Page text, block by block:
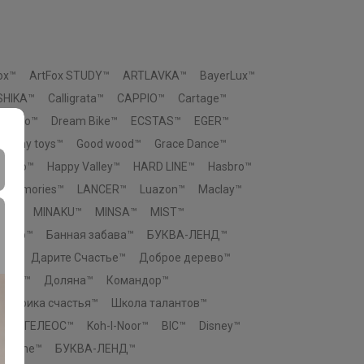
ArtFox STUDY™ ARTLAVKA™
BayerLux™
Calligrata™ CAPPIO™
Cartage™
Dream Bike™ ECSTAS™
EGER™
Funny toys™ Good wood™
Grace Dance™
Happy Valley™ HARD LINE™
Hasbro™
memories™ LANCER™ Luazon™
Maclay™
MINAKU™ MINSA™
MIST™
Банная забава™
БУКВА-ЛЕНД™
Дарите Счастье™
Доброе дерево™
Доляна™
Командор™
Фабрика счастья™
Школа талантов™
ГЕЛЕОС™ Koh-I-Noor™ BIC™
Disney™
Home™
БУКВА-ЛЕНД™